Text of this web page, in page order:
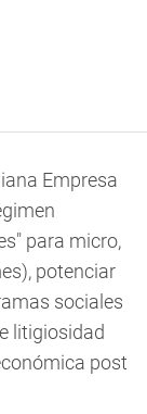
Empresa
para micro,
potenciar
sociales
litigiosidad
post